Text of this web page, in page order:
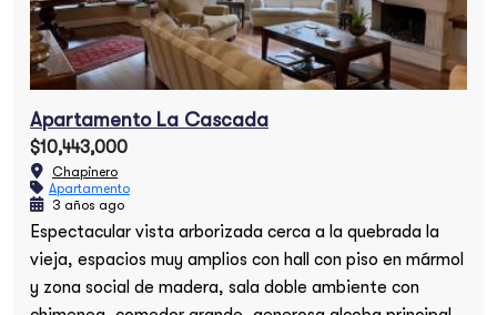
Apartamento La Cascada
$10,443,000
Chapinero
Apartamento
3 años ago
Espectacular vista arborizada cerca a la quebrada la
vieja, espacios muy amplios con hall con piso en mármol
y zona social de madera, sala doble ambiente con